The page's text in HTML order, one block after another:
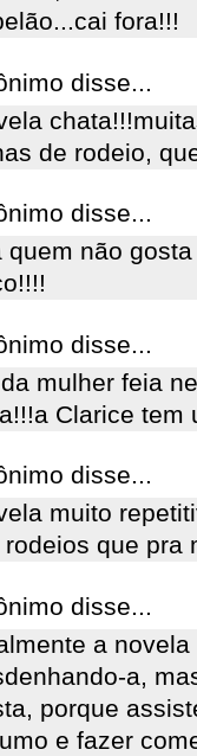
fora!!!
disse...
de rodeio,
disse...
quem não
disse...
mulher feia
Clarice tem
disse...
muito
rodeios que pra
disse...
a
a,
porque
e fazer